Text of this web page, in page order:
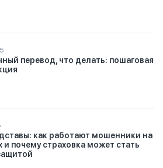
перевод, что делать: пошаговая
как работают мошенники на
и почему страховка может стать